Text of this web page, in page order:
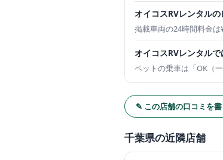
オイコスRVレンタル
掲載車両の24時間料金は
オイコスRVレンタル
ペットの乗車は「OK（
✎ この店舗の口コミを書
千葉県の近隣店舗